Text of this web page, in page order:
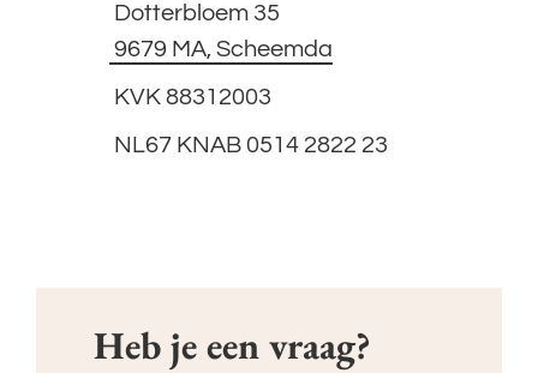
Dotterbloem 35
9679 MA, Scheemda
KVK 88312003
NL67 KNAB 0514 2822 23
Heb je een vraag?